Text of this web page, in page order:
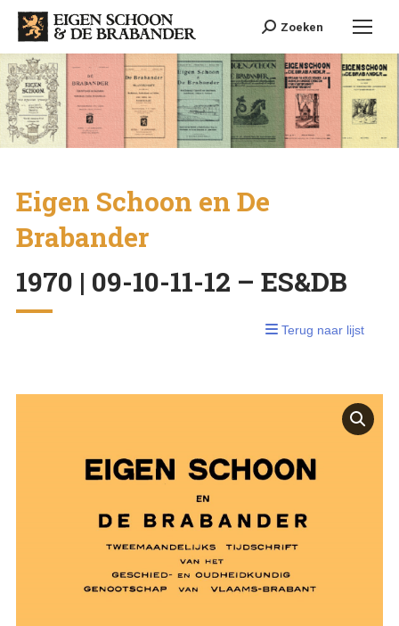
Search:Zoeken
Eigen Schoon en De
Brabander
1970 | 09-10-11-12 – ES&DB
Terug naar lijst